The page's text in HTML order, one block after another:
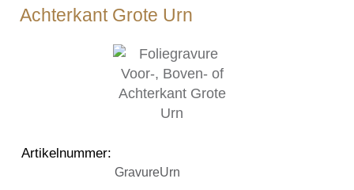
Achterkant Grote Urn
Artikelnummer:
GravureUrn